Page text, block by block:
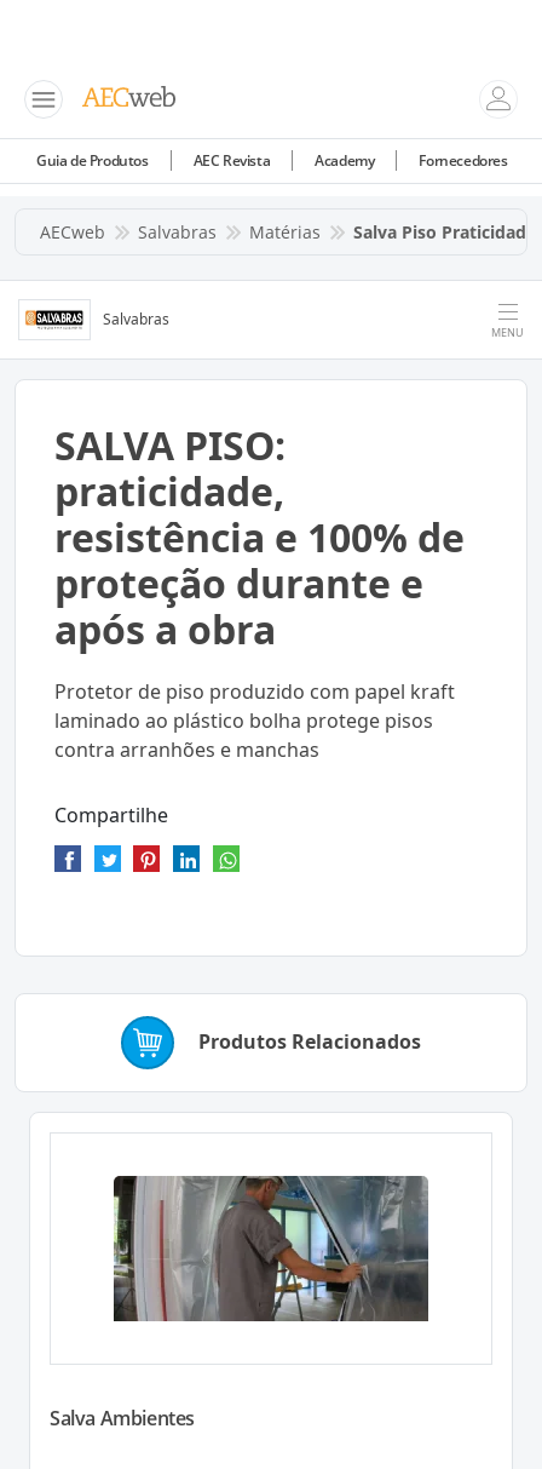
Guia de Produtos AEC Revista Academy Fornecedores
AECweb Salvabras Matérias Salva Piso
Salvabras
MENU
SALVA PISO:
praticidade,
resistência e 100% de
proteção durante e
após a obra
Protetor de piso produzido com papel kraft
laminado ao plástico bolha protege pisos
contra arranhões e manchas
Compartilhe
Produtos Relacionados
Salva Ambientes